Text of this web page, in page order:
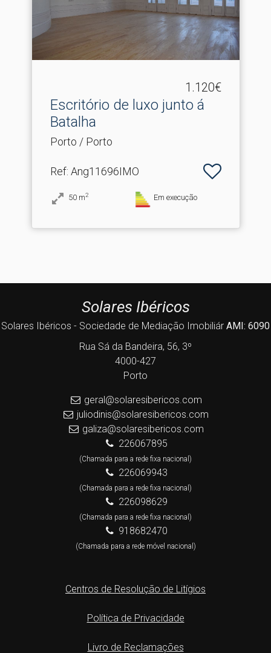
1.120€
Escritório de luxo junto á
Batalha
Porto / Porto
Ref: Ang11696IMO
50 m2 Em execução
Solares Ibéricos
Solares Ibéricos - Sociedade de Mediação Imobiliár AMI: 6090
Rua Sá da Bandeira, 56, 3º
4000-427
Porto
geral@solaresibericos.com
juliodinis@solaresibericos.com
galiza@solaresibericos.com
226067895
(Chamada para a rede fixa nacional)
226069943
(Chamada para a rede fixa nacional)
226098629
(Chamada para a rede fixa nacional)
918682470
(Chamada para a rede móvel nacional)
Centros de Resolução de Litígios
Política de Privacidade
Livro de Reclamações